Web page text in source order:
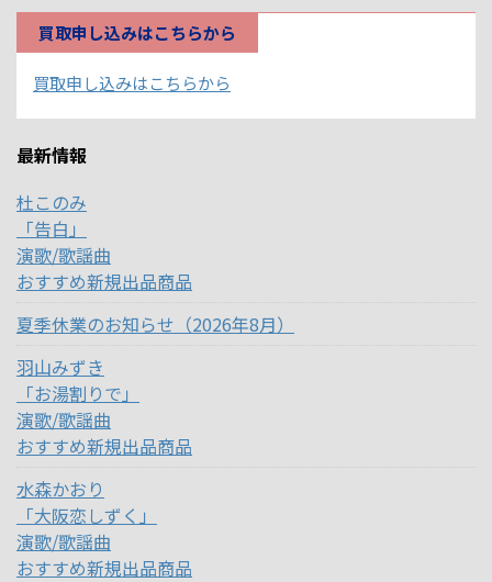
買取申し込みはこちらから
買取申し込みはこちらから
最新情報
杜このみ
「告白」
演歌/歌謡曲
おすすめ新規出品商品
夏季休業のお知らせ（2026年8月）
羽山みずき
「お湯割りで」
演歌/歌謡曲
おすすめ新規出品商品
水森かおり
「大阪恋しずく」
演歌/歌謡曲
おすすめ新規出品商品